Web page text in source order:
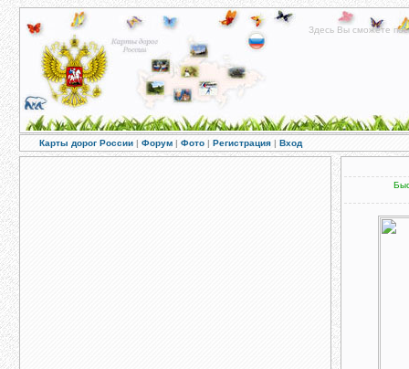
Здесь Вы сможете
Карты дорог России | Форум | Фото | Регистрация | Вход